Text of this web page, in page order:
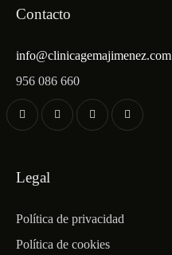
Contacto
info@clinicagemajimenez.com
956 086 660
Legal
Política de privacidad
Política de cookies